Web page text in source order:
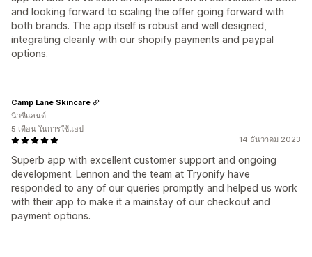
and looking forward to scaling the offer going forward with
both brands. The app itself is robust and well designed,
integrating cleanly with our shopify payments and paypal
options.
14 ธันวาคม 2023
Superb app with excellent customer support and ongoing
development. Lennon and the team at Tryonify have
responded to any of our queries promptly and helped us work
with their app to make it a mainstay of our checkout and
payment options.
Camp Lane Skincare
นิวซีแลนด์
5 เดือน ในการใช้แอป